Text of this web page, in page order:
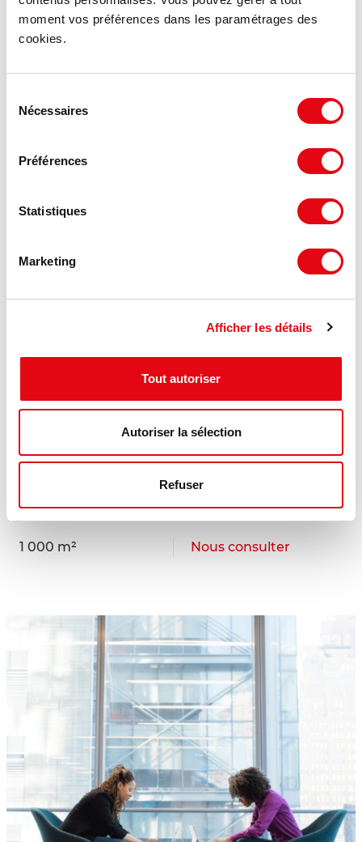
moment vos préférences dans les paramétrages des
cookies.
Nécessaires
Préférences
Statistiques
Marketing
Afficher les détails
Tout autoriser
Autoriser la sélection
Refuser
Vente Terrain TROUY
Vente Terrain BOURGES
1 000 m² Nous consulter